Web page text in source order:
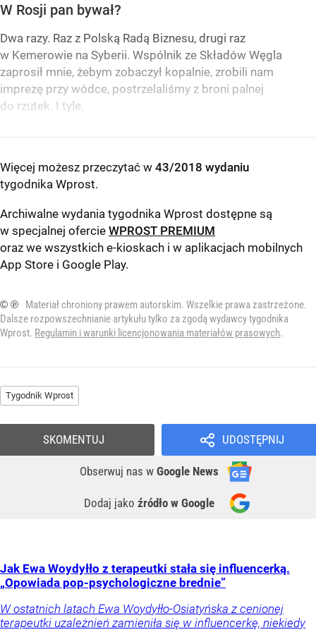
W Rosji pan bywał?
Dwa razy. Raz z Polską Radą Biznesu, drugi raz
w Kemerowie na Syberii. Wspólnik ze Składów Węgla
zaprosił mnie, żebym zobaczył kopalnie, zrobili nam
imprezę przy wódce, postrzelaliśmy z broni palnej
do rzutek. I tyle.
Więcej możesz przeczytać w 43/2018 wydaniu
tygodnika Wprost.
Archiwalne wydania tygodnika Wprost dostępne są
w specjalnej ofercie WPROST PREMIUM
oraz we wszystkich e-kioskach i w aplikacjach mobilnych
App Store i Google Play.
© ℗
Materiał chroniony prawem autorskim. Wszelkie prawa zastrzeżone.
Dalsze rozpowszechnianie artykułu tylko za zgodą wydawcy tygodnika
Wprost. Regulamin i warunki licencjonowania materiałów prasowych.
Tygodnik Wprost
UDOSTĘPNIJ
Obserwuj nas w Google News
Dodaj jako źródło w Google
SKOMENTUJ
Jak Ewa Woydyłło z terapeutki stała się influencerką.
„Opowiada pop-psychologiczne brednie”
W ostatnich latach Ewa Woydyłło-Osiatyńska z cenionej
terapeutki uzależnień zamieniła się w influencerkę, niekiedy